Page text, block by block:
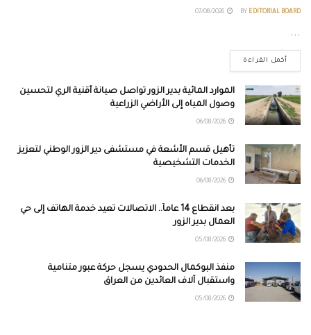
BY EDITORIAL BOARD
...
أكمل القراءة
الموارد المائية بدير الزور تواصل صيانة أقنية الري لتحسين
وصول المياه إلى الأراضي الزراعية
تأهيل قسم الأشعة في مستشفى دير الزور الوطني لتعزيز
الخدمات التشخيصية
بعد انقطاع 14 عاماً.. الاتصالات تعيد خدمة الهاتف إلى حي
العمال بدير الزور
منفذ البوكمال الحدودي يسجل حركة عبور متنامية
واستقبال آلاف العائدين من العراق